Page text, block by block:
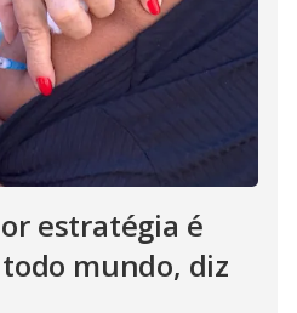
estratégia é
mundo, diz